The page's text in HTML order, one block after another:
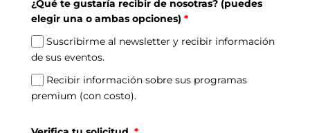
+1
¿Qué te gustaría recibir de nosotras? (puedes
elegir una o ambas opciones) *
Suscribirme al newsletter y recibir información
de sus eventos.
Recibir información sobre sus programas
premium (con costo).